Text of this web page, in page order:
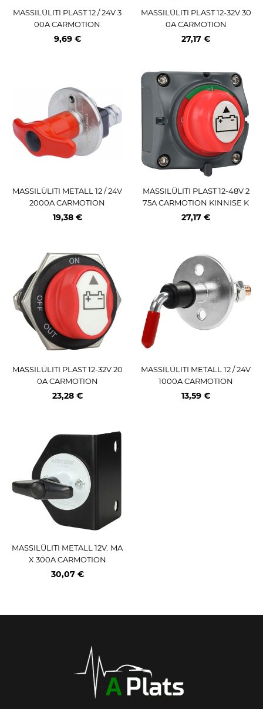
MASSILÜLITI PLAST 12 / 24V 3
00A CARMOTION
9,69 €
MASSILÜLITI PLAST 12-32V 30
0A CARMOTION
27,17 €
MASSILÜLITI METALL 12 / 24V
2000A CARMOTION
19,38 €
MASSILÜLITI PLAST 12-48V 2
75A CARMOTION KINNISE K
ORPUSEGA
27,17 €
MASSILÜLITI PLAST 12-32V 20
0A CARMOTION
23,28 €
MASSILÜLITI METALL 12 / 24V
1000A CARMOTION
13,59 €
MASSILÜLITI METALL 12V. MA
X 300A CARMOTION
30,07 €